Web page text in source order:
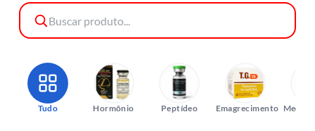
Tudo Hormônio Peptídeo Emagrecimento